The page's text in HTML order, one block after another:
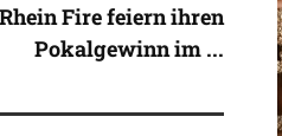
Fire feiern ihren
Pokalgewinn im ...
UND ROSENMONTAG:
TRADITIONEN IN
BIS HEUTE